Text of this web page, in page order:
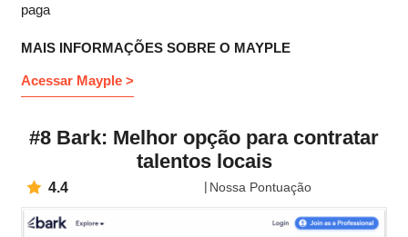
paga
MAIS INFORMAÇÕES SOBRE O MAYPLE
Acessar Mayple >
#8 Bark: Melhor opção para contratar
talentos locais
4.4 Nossa Pontuação